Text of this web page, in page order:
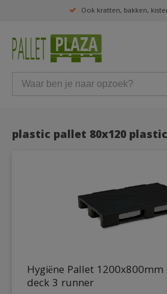
Ook kratten, bakken,
plastic pallet 80x120
Hygiëne Pallet 1200x800mm
deck 3 runner